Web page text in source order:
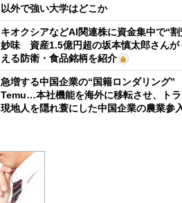
以外で強い大学はどこか
キオクシアなどAI関連株に資金集中で“
妙味 資産1.5億円超の坂本慎太郎さんが
える防衛・食品銘柄を紹介
急増する中国企業の“国籍ロンダリング”
Temu…本社機能を海外に移転させ、ト
現地人を隠れ蓑にした中国企業の農業参